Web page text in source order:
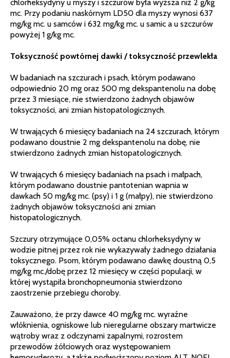
chlorheksydyny u myszy i szczurów była wyższa niż 2 g/kg
mc. Przy podaniu naskórnym LD50 dla myszy wynosi 637
mg/kg mc. u samców i 632 mg/kg mc. u samic a u szczurów
powyżej 1 g/kg mc.
Toksyczność powtórnej dawki / toksyczność przewlekła
W badaniach na szczurach i psach, którym podawano
odpowiednio 20 mg oraz 500 mg dekspantenolu na dobę
przez 3 miesiące, nie stwierdzono żadnych objawów
toksyczności, ani zmian histopatologicznych.
W trwających 6 miesięcy badaniach na 24 szczurach, którym
podawano doustnie 2 mg dekspantenolu na dobę, nie
stwierdzono żadnych zmian histopatologicznych.
W trwających 6 miesięcy badaniach na psach i małpach,
którym podawano doustnie pantotenian wapnia w
dawkach 50 mg/kg mc. (psy) i 1 g (małpy), nie stwierdzono
żadnych objawów toksyczności ani zmian
histopatologicznych.
Szczury otrzymujące 0,05% octanu chlorheksydyny w
wodzie pitnej przez rok nie wykazywały żadnego działania
toksycznego. Psom, którym podawano dawkę doustną 0,5
mg/kg mc./dobę przez 12 miesięcy w części populacji, w
której wystąpiła bronchopneumonia stwierdzono
zaostrzenie przebiegu choroby.
Zauważono, że przy dawce 40 mg/kg mc. wyraźne
włóknienia, ogniskowe lub nieregularne obszary martwicze
wątroby wraz z odczynami zapalnymi, rozrostem
przewodów żółciowych oraz występowaniem